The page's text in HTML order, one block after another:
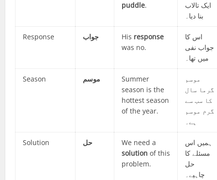
puddle.
ایک تالاب
بنا دیا۔
Response جواب His response
was no.
اس کا
جواب نفی
میں تھا۔
Season موسم
Summer
season is the
hottest season
of the year.
موسم
گرما سال
کا سب سے
گرم موسم
ہے۔
Solution حل
We need a
solution of this
problem.
ہمیں اس
مسئلے کا
حل
چاہیے۔